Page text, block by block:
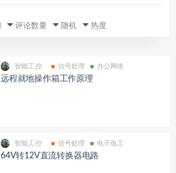
评论数量 随机 热度
智能工控 信号处理 办公网络
远程就地操作箱工作原理
智能工控 信号处理 电子电工
64V转12V直流转换器电路